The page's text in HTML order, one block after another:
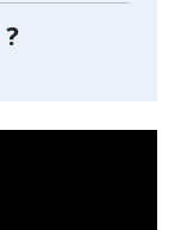
?